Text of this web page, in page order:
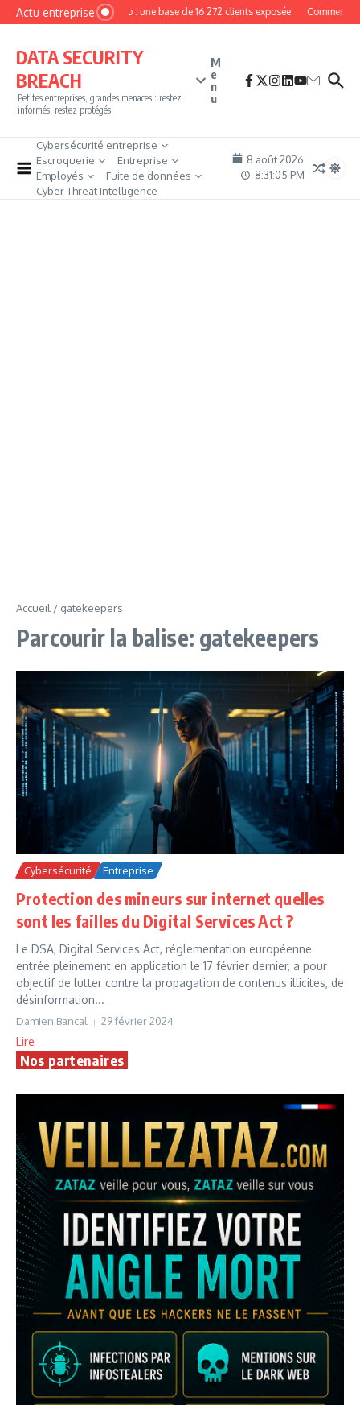
Aller au contenu
Actu entrepriseMyPhoto : une base de 16 272 clients exposée Comment
DATA SECURITY
BREACH
Petites entreprises, grandes menaces : restez
informés, restez protégés
M
e
n
u
Cybersécurité entreprise
Escroquerie
Entreprise
Employés
Fuite de données
Cyber Threat Intelligence
8 août 2026
8:31:05 PM
Accueil / gatekeepers
Parcourir la balise: gatekeepers
Cybersécurité Entreprise
Protection des mineurs sur internet quelles
sont les failles du Digital Services Act ?
Le DSA, Digital Services Act, réglementation européenne
entrée pleinement en application le 17 février dernier, a pour
objectif de lutter contre la propagation de contenus illicites, de
désinformation...
Damien Bancal 29 février 2024
Lire
Nos partenaires